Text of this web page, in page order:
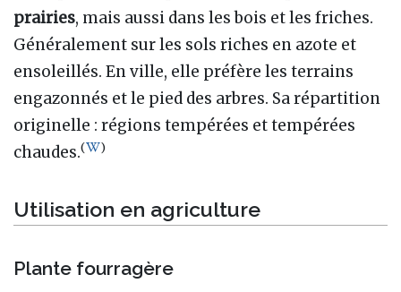
prairies, mais aussi dans les bois et les friches.
Généralement sur les sols riches en azote et
ensoleillés. En ville, elle préfère les terrains
engazonnés et le pied des arbres. Sa répartition
originelle : régions tempérées et tempérées
chaudes.( )
Utilisation en agriculture
Plante fourragère